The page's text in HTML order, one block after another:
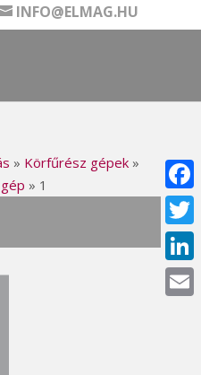
INFO@ELMAG.HU
» Körfűrész gépek»
» 1